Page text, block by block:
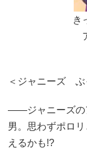
き
＜ジャニーズ ぶ
――ジャニーズの
男。思わずポロ
えるかも!?